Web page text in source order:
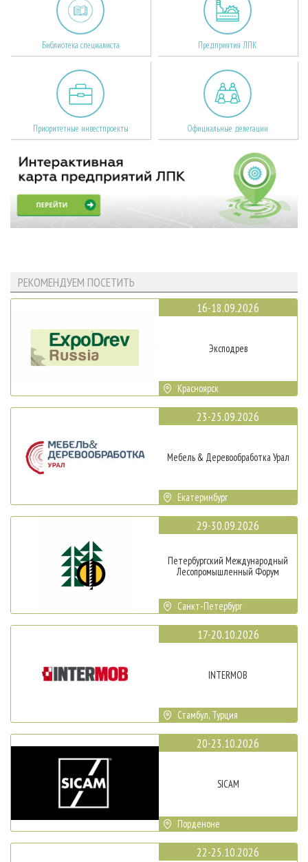
Библиотека специалиста Предприятия ЛПК
Приоритетные инвестпроекты Официальные делегации
РЕКОМЕНДУЕМ ПОСЕТИТЬ
16-18.09.2026
Эксподрев
Красноярск
23-25.09.2026
Мебель & Деревообработка Урал
Екатеринбург
29-30.09.2026
Петербургский Международный
Лесопромышленный Форум
Санкт-Петербург
17-20.10.2026
INTERMOB
Стамбул, Турция
20-23.10.2026
SICAM
Порденоне
22-25.10.2026